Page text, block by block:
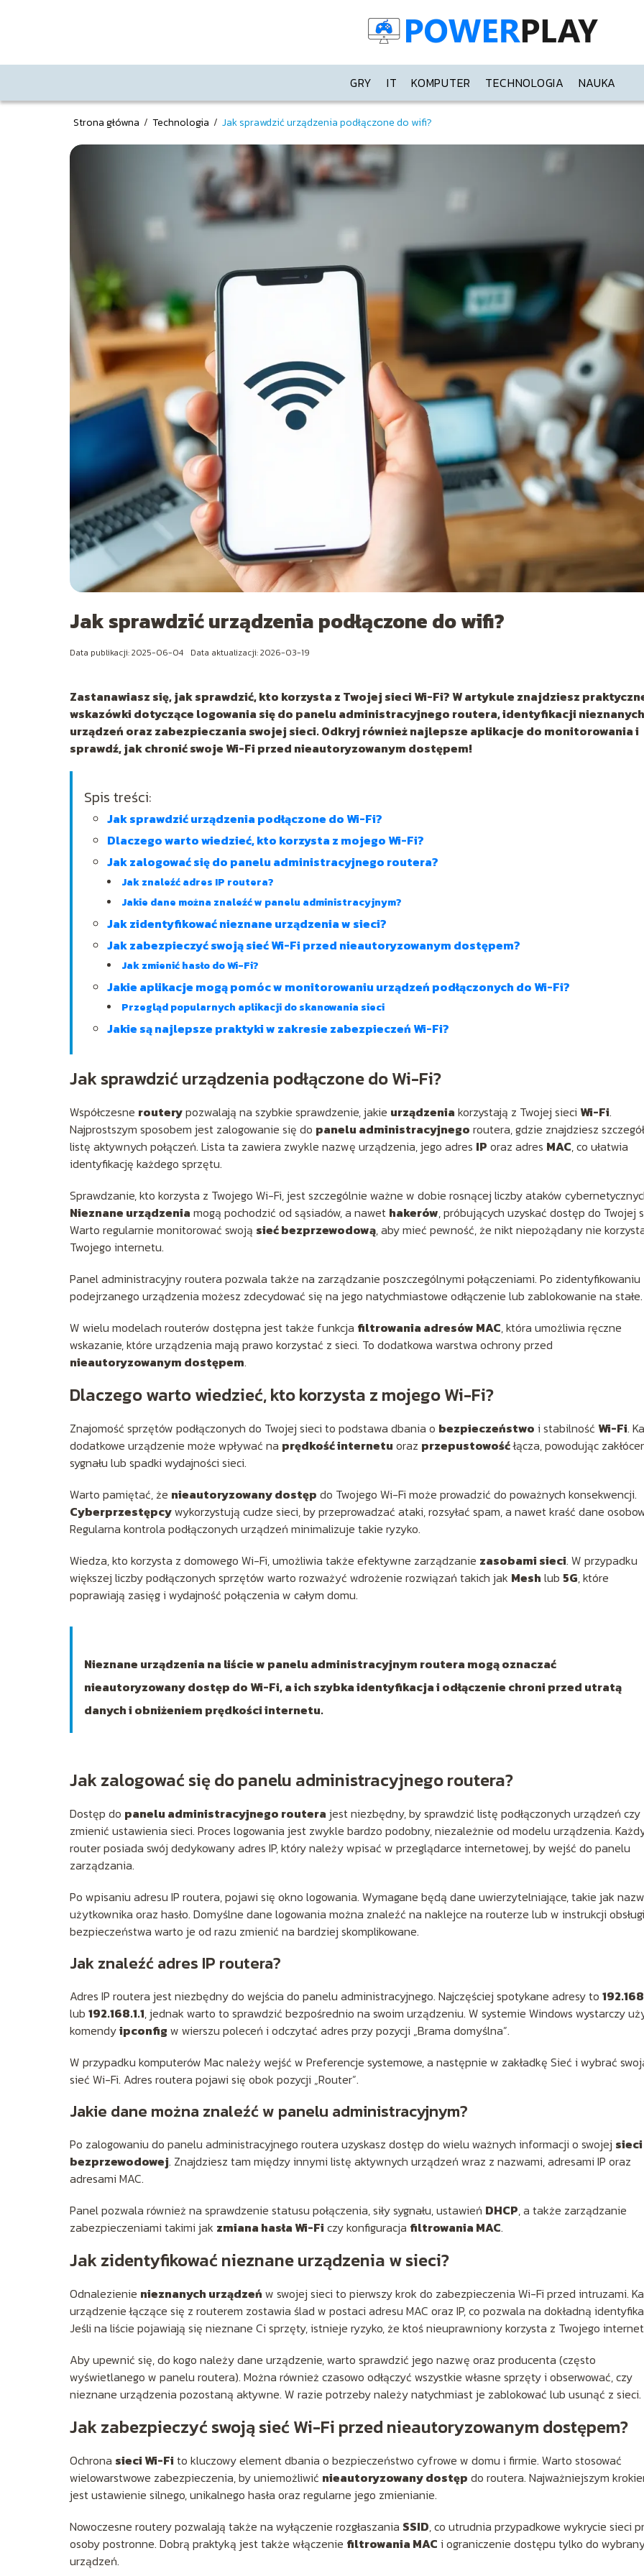
GRY IT KOMPUTER TECHNOLOGIA NAUKA
Strona główna / Technologia / Jak sprawdzić urządzenia podłączone do wifi?
Jak sprawdzić urządzenia podłączone do wifi?
Data publikacji: 2025-06-04 Data aktualizacji: 2026-03-19
Zastanawiasz się, jak sprawdzić, kto korzysta z Twojej sieci Wi-Fi? W artykule znajdziesz
wskazówki dotyczące logowania się do panelu administracyjnego routera, identyfikacji nieznanych
urządzeń oraz zabezpieczania swojej sieci. Odkryj również najlepsze aplikacje do monitorowania i
sprawdź, jak chronić swoje Wi-Fi przed nieautoryzowanym dostępem!
Spis treści:
Jak sprawdzić urządzenia podłączone do Wi-Fi?
Dlaczego warto wiedzieć, kto korzysta z mojego Wi-Fi?
Jak zalogować się do panelu administracyjnego routera?
Jak znaleźć adres IP routera?
Jakie dane można znaleźć w panelu administracyjnym?
Jak zidentyfikować nieznane urządzenia w sieci?
Jak zabezpieczyć swoją sieć Wi-Fi przed nieautoryzowanym dostępem?
Jak zmienić hasło do Wi-Fi?
Jakie aplikacje mogą pomóc w monitorowaniu urządzeń podłączonych do Wi-Fi?
Przegląd popularnych aplikacji do skanowania sieci
Jakie są najlepsze praktyki w zakresie zabezpieczeń Wi-Fi?
Jak sprawdzić urządzenia podłączone do Wi-Fi?
Współczesne routerypozwalają na szybkie sprawdzenie, jakie urządzenia korzystają z Twojej sieci Wi-Fi.
Najprostszym sposobem jest zalogowanie się do panelu administracyjnego routera, gdzie znajdziesz
listę aktywnych połączeń. Lista ta zawiera zwykle nazwę urządzenia, jego adres IP oraz adres MAC, co ułatwia
identyfikację każdego sprzętu.
Sprawdzanie, kto korzysta z Twojego Wi-Fi, jest szczególnie ważne w dobie rosnącej liczby ataków
Nieznane urządzenia mogą pochodzić od sąsiadów, a nawet hakerów, próbujących uzyskać dostęp do Twojej
Warto regularnie monitorować swoją sieć bezprzewodową, aby mieć pewność, że nikt niepożądany nie
Twojego internetu.
Panel administracyjny routera pozwala także na zarządzanie poszczególnymi połączeniami. Po zidentyfikowaniu
podejrzanego urządzenia możesz zdecydować się na jego natychmiastowe odłączenie lub zablokowanie na stałe.
W wielu modelach routerów dostępna jest także funkcja filtrowania adresów MAC, która umożliwia ręczne
wskazanie, które urządzenia mają prawo korzystać z sieci. To dodatkowa warstwa ochrony przed
nieautoryzowanym dostępem.
Dlaczego warto wiedzieć, kto korzysta z mojego Wi-Fi?
Znajomość sprzętów podłączonych do Twojej sieci to podstawa dbania o bezpieczeństwo i stabilność Wi-Fi.
dodatkowe urządzenie może wpływać na prędkość internetu oraz przepustowośćłącza, powodując
sygnału lub spadki wydajności sieci.
Warto pamiętać, że nieautoryzowany dostęp do Twojego Wi-Fi może prowadzić do poważnych konsekwencji.
Cyberprzestępcywykorzystują cudze sieci, by przeprowadzać ataki, rozsyłać spam, a nawet kraść dane
Regularna kontrola podłączonych urządzeń minimalizuje takie ryzyko.
Wiedza, kto korzysta z domowego Wi-Fi, umożliwia także efektywne zarządzanie zasobami sieci. W przypadku
większej liczby podłączonych sprzętów warto rozważyć wdrożenie rozwiązań takich jak Mesh lub 5G, które
poprawiają zasięg i wydajność połączenia w całym domu.
Nieznane urządzenia na liście w panelu administracyjnym routera mogą oznaczać
nieautoryzowany dostęp do Wi-Fi, a ich szybka identyfikacja i odłączenie chroni przed utratą
danych i obniżeniem prędkości internetu.
Jak zalogować się do panelu administracyjnego routera?
Dostęp do panelu administracyjnego routera jest niezbędny, by sprawdzić listę podłączonych urządzeń czy
zmienić ustawienia sieci. Proces logowania jest zwykle bardzo podobny, niezależnie od modelu urządzenia.
router posiada swój dedykowany adres IP, który należy wpisać w przeglądarce internetowej, by wejść do panelu
zarządzania.
Po wpisaniu adresu IP routera, pojawi się okno logowania. Wymagane będą dane uwierzytelniające, takie jak
użytkownika oraz hasło. Domyślne dane logowania można znaleźć na naklejce na routerze lub w instrukcji
bezpieczeństwa warto je od razu zmienić na bardziej skomplikowane.
Jak znaleźć adres IP routera?
Adres IP routera jest niezbędny do wejścia do panelu administracyjnego. Najczęściej spotykane adresy to
lub 192.168.1.1, jednak warto to sprawdzić bezpośrednio na swoim urządzeniu. W systemie Windows wystarczy
komendyipconfig w wierszu poleceń i odczytać adres przy pozycji „Brama domyślna”.
W przypadku komputerów Mac należy wejść w Preferencje systemowe, a następnie w zakładkę Sieć i wybrać
sieć Wi-Fi. Adres routera pojawi się obok pozycji „Router”.
Jakie dane można znaleźć w panelu administracyjnym?
Po zalogowaniu do panelu administracyjnego routera uzyskasz dostęp do wielu ważnych informacji o swojej sieci
bezprzewodowej. Znajdziesz tam między innymi listę aktywnych urządzeń wraz z nazwami, adresami IP oraz
adresami MAC.
Panel pozwala również na sprawdzenie statusu połączenia, siły sygnału, ustawień DHCP, a także zarządzanie
zabezpieczeniami takimi jak zmiana hasła Wi-Fi czy konfiguracja filtrowania MAC.
Jak zidentyfikować nieznane urządzenia w sieci?
Odnalezienie nieznanych urządzeń w swojej sieci to pierwszy krok do zabezpieczenia Wi-Fi przed intruzami.
urządzenie łączące się z routerem zostawia ślad w postaci adresu MAC oraz IP, co pozwala na dokładną
Jeśli na liście pojawiają się nieznane Ci sprzęty, istnieje ryzyko, że ktoś nieuprawniony korzysta z Twojego
Aby upewnić się, do kogo należy dane urządzenie, warto sprawdzić jego nazwę oraz producenta (często
wyświetlanego w panelu routera). Można również czasowo odłączyć wszystkie własne sprzęty i obserwować, czy
nieznane urządzenia pozostaną aktywne. W razie potrzeby należy natychmiast je zablokować lub usunąć z sieci.
Jak zabezpieczyć swoją sieć Wi-Fi przed nieautoryzowanym dostępem?
Ochrona sieci Wi-Fi to kluczowy element dbania o bezpieczeństwo cyfrowe w domu i firmie. Warto stosować
wielowarstwowe zabezpieczenia, by uniemożliwić nieautoryzowany dostęp do routera. Najważniejszym
jest ustawienie silnego, unikalnego hasła oraz regularne jego zmienianie.
Nowoczesne routery pozwalają także na wyłączenie rozgłaszania SSID, co utrudnia przypadkowe wykrycie sieci
osoby postronne. Dobrą praktyką jest także włączenie filtrowania MAC i ograniczenie dostępu tylko do
urządzeń.